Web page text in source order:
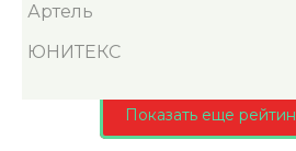
Артель
ЮНИТЕКС
Показать еще